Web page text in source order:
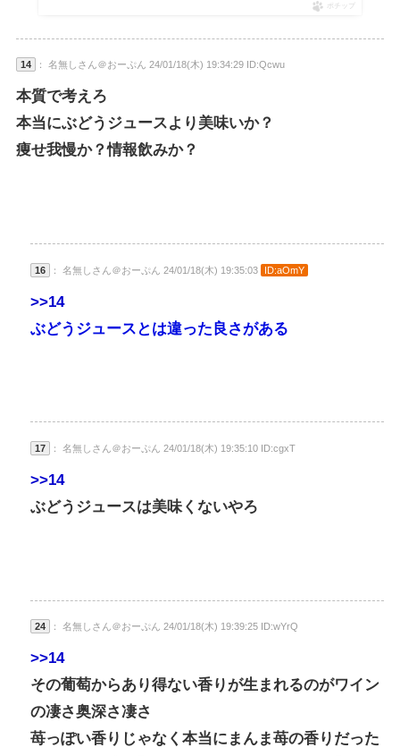
ポチップ
14 ： 名無しさん＠おーぷん 24/01/18(木) 19:34:29 ID:Qcwu
本質で考えろ
本当にぶどうジュースより美味いか？
痩せ我慢か？情報飲みか？
16 ： 名無しさん＠おーぷん 24/01/18(木) 19:35:03 ID:aOmY
>>14
ぶどうジュースとは違った良さがある
17 ： 名無しさん＠おーぷん 24/01/18(木) 19:35:10 ID:cgxT
>>14
ぶどうジュースは美味くないやろ
24 ： 名無しさん＠おーぷん 24/01/18(木) 19:39:25 ID:wYrQ
>>14
その葡萄からあり得ない香りが生まれるのがワイン
の凄さ奥深さ凄さ
苺っぽい香りじゃなく本当にまんま苺の香りだった